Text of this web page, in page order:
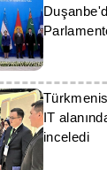
IT
inceledi